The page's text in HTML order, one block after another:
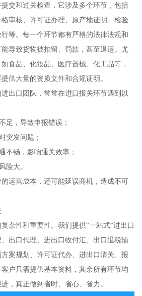
交和过关检查，它涉及多个环节，包括
审核、许可证办理、原产地证明、检验
等。每一个环节都有严格的法律法规和
导致货物被扣留、罚款，甚至退运。尤
食品、化妆品、医疗器械、化工品等，
供大量的资质文件和合规证明。
出口团队，常常在进口报关环节遇到以
足，导致申报错误；
突发问题；
不畅，影响通关效率；
险大。
运营成本，还可能延误商机，造成不可
杂性和重要性。我们提供“一站式”进出口
出口代理、进出口收付汇、出口退税辅
案规划、许可证代办、进出口清关、报
户只需提供基本资料，其余所有环节均
，真正做到省时、省心、省力。